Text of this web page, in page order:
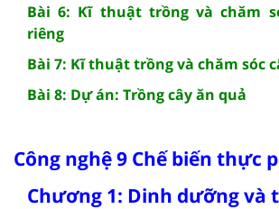
Bài 6: Kĩ thuật trồng và chăm
riêng
Bài 7: Kĩ thuật trồng và chăm sóc
Bài 8: Dự án: Trồng cây ăn quả
Công nghệ 9 Chế biến thực
Chương 1: Dinh dưỡng và